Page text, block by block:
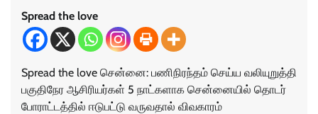
Spread the love
Spread the love சென்னை: பணிநிரந்தம் செய்ய வலியுறுத்தி
பகுதிநேர ஆசிரியர்கள் 5 நாட்களாக சென்னையில் தொடர்
போராட்டத்தில் ஈடுபட்டு வருவதால் விவகாரம்